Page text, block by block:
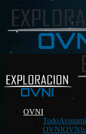
OVNI
Todo
OVNIOVNIs